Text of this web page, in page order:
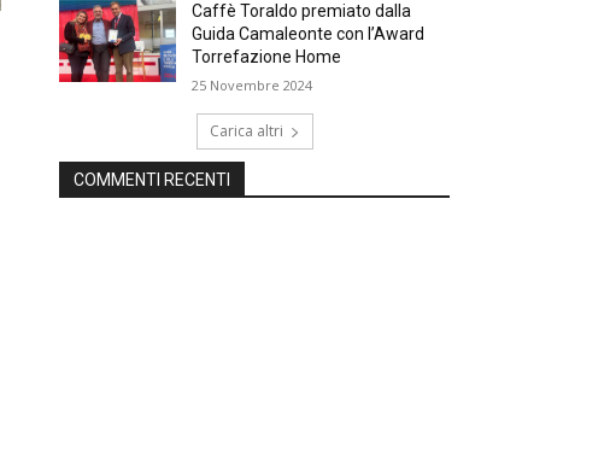
Caffè Toraldo premiato dalla
Guida Camaleonte con l’Award
Torrefazione Home
25 Novembre 2024
Carica altri
COMMENTI RECENTI